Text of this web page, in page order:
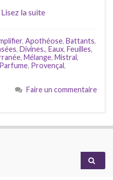
Lisez la suite
, Apothéose, Battants,
, Divines., Eaux, Feuilles,
, Mélange, Mistral,
Parfume, Provençal,
Faire un commentaire